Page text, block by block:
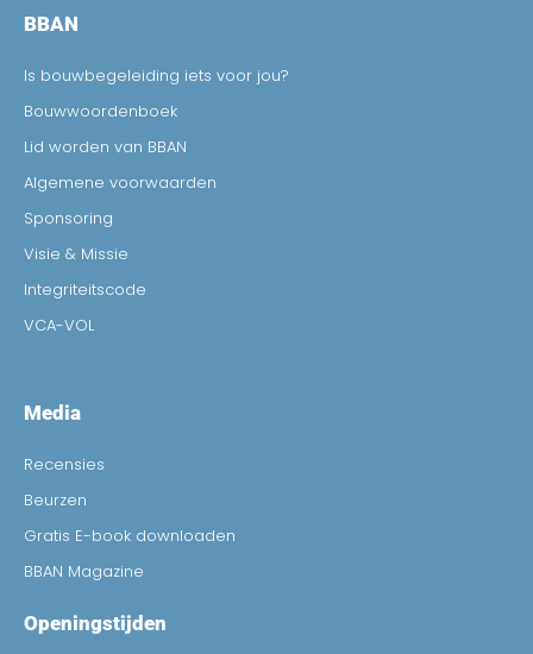
BBAN
Is bouwbegeleiding iets voor jou?
Bouwwoordenboek
Lid worden van BBAN
Algemene voorwaarden
Sponsoring
Visie & Missie
Integriteitscode
VCA-VOL
Media
Recensies
Beurzen
Gratis E-book downloaden
BBAN Magazine
Openingstijden